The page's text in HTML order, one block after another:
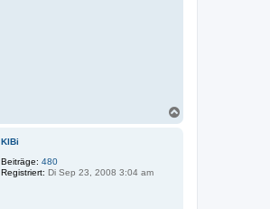
KlBi
Beiträge: 480
Registriert: Di Sep 23, 2008 3:04 am